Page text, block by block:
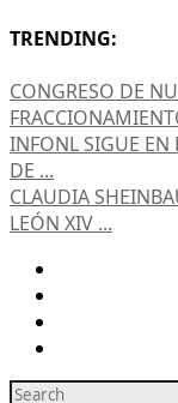
TRENDING:
CONGRESO DE
INFONL SIGUE EN
DE ...
CLAUDIA
LEÓN XIV ...